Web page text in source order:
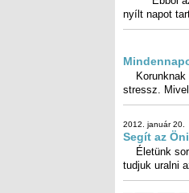
A Napfény
Új
decembertől